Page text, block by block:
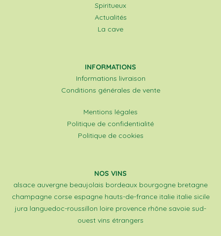
Spiritueux
Actualités
La cave
INFORMATIONS
Informations livraison
Conditions générales de vente
Mentions légales
Politique de confidentialité
Politique de cookies
NOS VINS
alsace auvergne beaujolais bordeaux bourgogne bretagne
champagne corse espagne hauts-de-france italie italie sicile
jura languedoc-roussillon loire provence rhône savoie sud-
ouest vins étrangers